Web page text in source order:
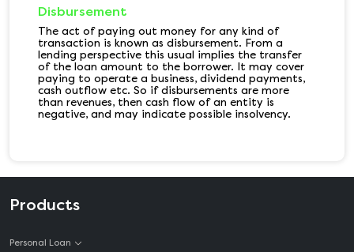
Disbursement
The act of paying out money for any kind of
transaction is known as disbursement. From a
lending perspective this usual implies the transfer
of the loan amount to the borrower. It may cover
paying to operate a business, dividend payments,
cash outflow etc. So if disbursements are more
than revenues, then cash flow of an entity is
negative, and may indicate possible insolvency.
Products
Personal Loan